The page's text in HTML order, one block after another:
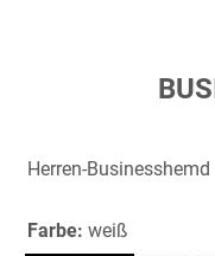
springen
Herren-Businesshemd
Farbe: weiß